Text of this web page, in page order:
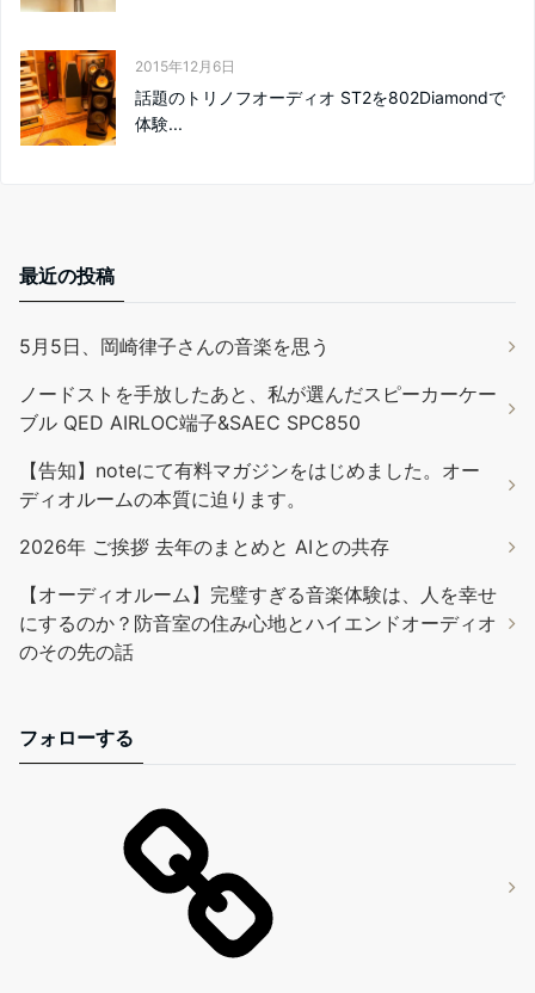
2015年12月6日
話題のトリノフオーディオ ST2を802Diamondで
体験...
最近の投稿
5月5日、岡崎律子さんの音楽を思う
ノードストを手放したあと、私が選んだスピーカーケー
ブル QED AIRLOC端子&SAEC SPC850
【告知】noteにて有料マガジンをはじめました。オー
ディオルームの本質に迫ります。
2026年 ご挨拶 去年のまとめと AIとの共存
【オーディオルーム】完璧すぎる音楽体験は、人を幸せ
にするのか？防音室の住み心地とハイエンドオーディオ
のその先の話
フォローする